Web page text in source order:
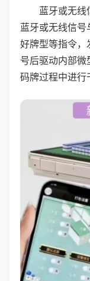
蓝牙或无线
蓝牙或无线信
好牌型等指令，
号后驱动内部微
码牌过程中进行